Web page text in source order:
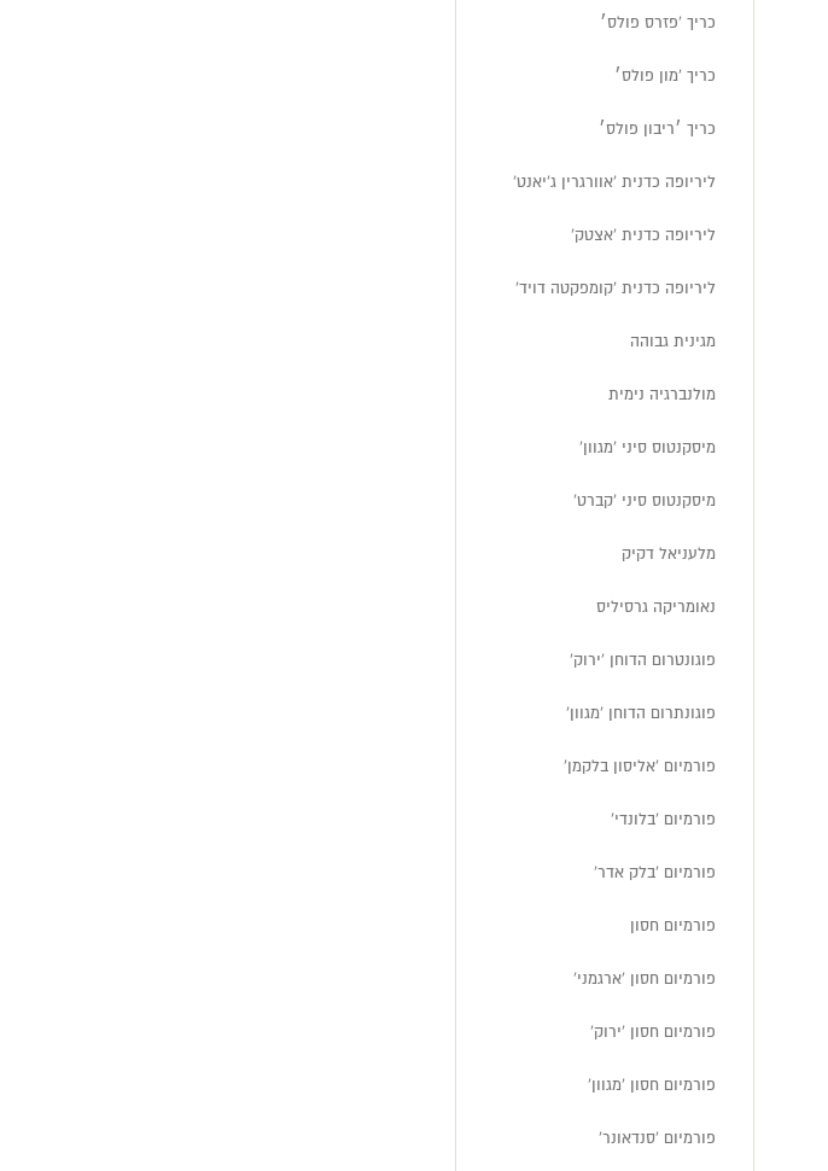
כריך 'פזרס פולס׳
כריך 'מון פולס׳
כריך ׳ריבון פולס׳
ליריופה כדנית 'אוורגרין ג'יאנט'
ליריופה כדנית 'אצטק'
ליריופה כדנית 'קומפקטה דויד'
מגינית גבוהה
מולנברגיה נימית
מיסקנטוס סיני 'מגוון'
מיסקנטוס סיני 'קברט'
מלעניאל דקיק
נאומריקה גרסיליס
פוגונטרום הדוחן 'ירוק'
פוגונתרום הדוחן 'מגוון'
פורמיום 'אליסון בלקמן'
פורמיום 'בלונדי'
פורמיום 'בלק אדר'
פורמיום חסון
פורמיום חסון 'ארגמני'
פורמיום חסון 'ירוק'
פורמיום חסון 'מגוון'
פורמיום 'סנדאונר'